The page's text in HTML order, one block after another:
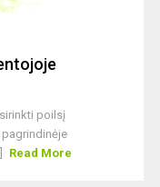
poilsį
pagrindinėje
Read More